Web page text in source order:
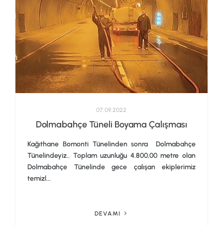
07.09.2022
Dolmabahçe Tüneli Boyama Çalışması
Kağıthane Bomonti Tünelinden sonra Dolmabahçe
Tünelindeyiz.. Toplam uzunluğu 4.800,00 metre olan
Dolmabahçe Tünelinde gece çalışan ekiplerimiz
temizl...
DEVAMI